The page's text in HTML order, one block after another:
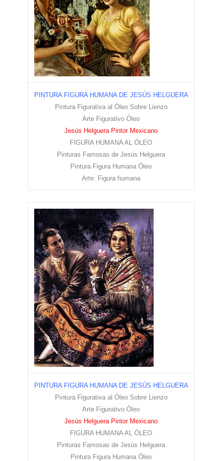
PINTURA FIGURA HUMANA DE JESÚS HELGUERA
Pintura Figurativa al Óleo Sobre Lienzo
Arte Figurativo Óleo
Jesús Helguera Pintor Mexicano
FIGURA HUMANA AL ÓLEO
Pinturas Famosas de Jesús Helguera
Pintura Figura Humana Óleo
Arte: Figura humana
PINTURA FIGURA HUMANA DE JESÚS HELGUERA
Pintura Figurativa al Óleo Sobre Lienzo
Arte Figurativo Óleo
Jesús Helguera Pintor Mexicano
FIGURA HUMANA AL ÓLEO
Pinturas Famosas de Jesús Helguera
Pintura Figura Humana Óleo